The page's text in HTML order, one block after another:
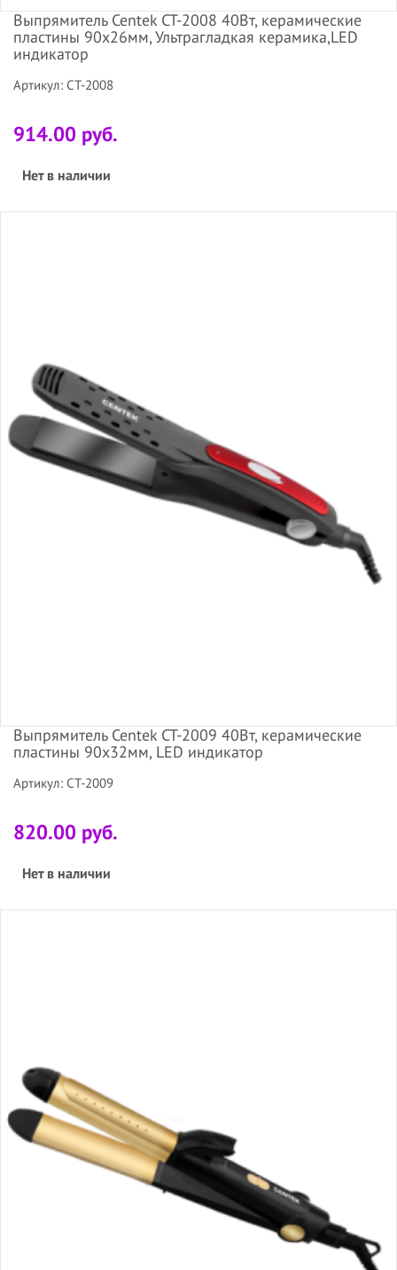
Выпрямитель Centek CT-2008 40Вт, керамические
пластины 90х26мм, Ультрагладкая керамика,LED
индикатор
Артикул: CT-2008
914.00 руб.
Нет в наличии
Выпрямитель Centek CT-2009 40Вт, керамические
пластины 90х32мм, LED индикатор
Артикул: CT-2009
820.00 руб.
Нет в наличии